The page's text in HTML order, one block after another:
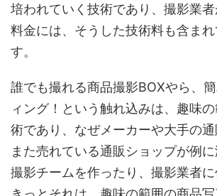
培われていく技術であり、撮影業
料金には、そうした技術料も含ま
す。
誰でも撮れる商品撮影BOXやら、
ィング！という触れ込みは、趣味
術であり、なぜメーカーや大手の
また売れている通販ショップが例
撮影チームを作ったり、撮影業者に